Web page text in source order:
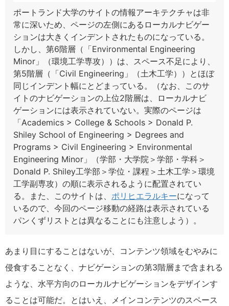
ポートランド大学のサイトの情報アーキテクチャは非
常に深いため、ページの左側にあるローカルナビゲー
ションは大きくインデントされたものになっている。
しかし、第6階層（「Environmental Engineering
Minor」（環境工学専攻））は、スペース不足により、
第5階層（「Civil Engineering」（土木工学））とほぼ
同じインデント幅にとどまっている。（なお、このサ
イトのナビゲーションの上位2階層は、ローカルナビ
ゲーションには表示されていない。実際のページは
「Academics > College & Schools > Donald P.
Shiley School of Engineering > Degrees and
Programs > Civil Engineering > Environmental
Engineering Minor」（学部・大学院＞学部・学科＞
Donald P. Shiley工学部＞学位・課程＞土木工学＞環境
工学副専攻）の順に表示されるように配置されてい
る。また、このサイトは、 ポリヒエラルキーになって
いるので、今回のページ移動の経路は表示されている
パンくずリストとは異なることにも注意しよう）。
あまり目にすることはないが、コンテンツ領域をむやみに
侵食することなく、ナビゲーションの第3階層まで含まれる
ような、水平方向のローカルナビゲーションをデザインす
ることは可能だ。とはいえ、メインコンテンツのスペース